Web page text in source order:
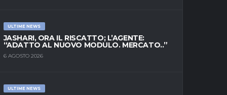
ULTIME NEWS
JASHARI, ORA IL RISCATTO; L’AGENTE:
“ADATTO AL NUOVO MODULO. MERCATO..”
6 AGOSTO 2026
ULTIME NEWS